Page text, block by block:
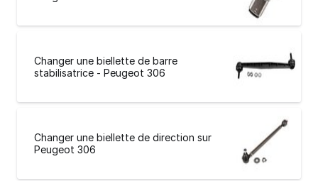
Changer une biellette de barre
stabilisatrice - Peugeot 306
Changer une biellette de direction sur
Peugeot 306